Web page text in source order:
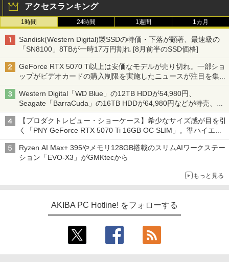
アクセスランキング
1時間 24時間 1週間 1カ月
Sandisk(Western Digital)製SSDの特価・下落が顕著、最速級の
「SN8100」8TBが一時17万円割れ [8月前半のSSD価格]
GeForce RTX 5070 Ti以上は安価なモデルが売り切れ。一部ショ
ップがビデオカードの購入制限を実施したニュースが注目を集め
る AKIBA PC Hotline! 先週のアクセスランキング 26年7月27日～
26年8月3日
Western Digital「WD Blue」の12TB HDDが54,980円、
Seagate「BarraCuda」の16TB HDDが64,980円などが特売、
NAS・ビジネス向けは上昇傾向 [8月前半のHDD価格]
【プロダクトレビュー・ショーケース】希少なサイズ感が目を引
く「PNY GeForce RTX 5070 Ti 16GB OC SLIM」。準ハイエン
ドでも2スロット厚で長さ30cm切り！スリムボディでもパフォ
ーマンスと冷却は万全 text by 内田 泰仁
Ryzen AI Max+ 395やメモリ128GB搭載のスリムAIワークステー
ション「EVO-X3」がGMKtecから
もっと見る
AKIBA PC Hotline! をフォローする